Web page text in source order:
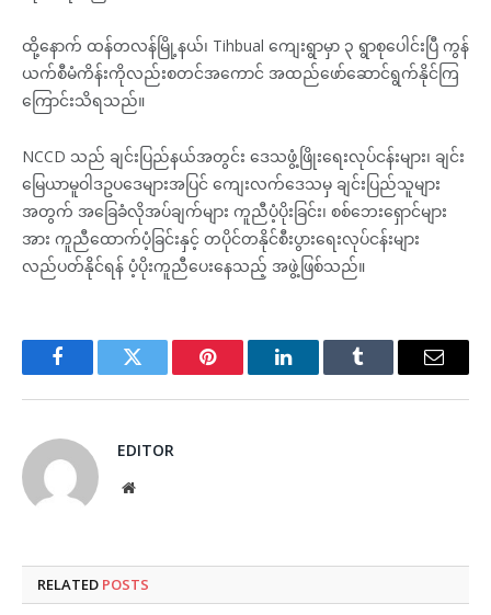
ထို့နောက် ထန်တလန်မြို့နယ်၊ Tihbual ကျေးရွာမှာ ၃ ရွာစုပေါင်းပြီ ကွန်
ယက်စီမံကိန်းကိုလည်းစတင်အကောင် အထည်ဖော်ဆောင်ရွက်နိုင်ကြ
ကြောင်းသိရသည်။
NCCD သည် ချင်းပြည်နယ်အတွင်း ဒေသဖွံ့ဖြိုးရေးလုပ်ငန်းများ၊ ချင်း
မြေယာမူဝါဒဥပဒေများအပြင် ကျေးလက်ဒေသမှ ချင်းပြည်သူများ
အတွက် အခြေခံလိုအပ်ချက်များ ကူညီပံ့ပိုးခြင်း၊ စစ်ဘေးရှောင်များ
အား ကူညီထောက်ပံ့ခြင်းနှင့် တပိုင်တနိုင်စီးပွားရေးလုပ်ငန်းများ
လည်ပတ်နိုင်ရန် ပံ့ပိုးကူညီပေးနေသည့် အဖွဲ့ဖြစ်သည်။
FacebookTwitter Pinterest LinkedInTumblr Email
EDITOR
Website
RELATED POSTS